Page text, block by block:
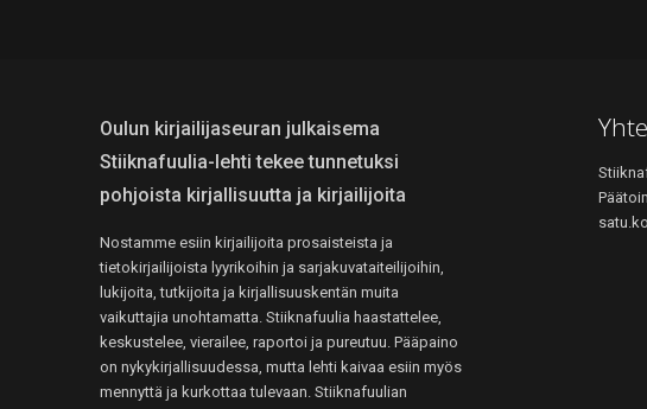
Oulun kirjailijaseuran julkaisema
Stiiknafuulia-lehti tekee tunnetuksi
pohjoista kirjallisuutta ja kirjailijoita
Nostamme esiin kirjailijoita prosaisteista ja
tietokirjailijoista lyyrikoihin ja sarjakuvataiteilijoihin,
lukijoita, tutkijoita ja kirjallisuuskentän muita
vaikuttajia unohtamatta. Stiiknafuulia haastattelee,
keskustelee, vierailee, raportoi ja pureutuu. Pääpaino
on nykykirjallisuudessa, mutta lehti kaivaa esiin myös
mennyttä ja kurkottaa tulevaan. Stiiknafuulian